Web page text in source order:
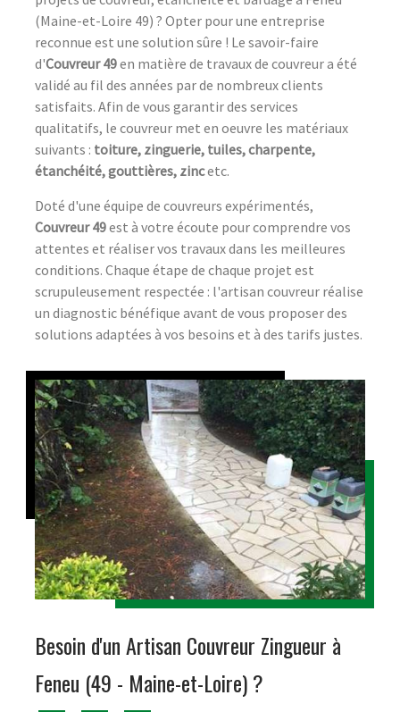
(Maine-et-Loire 49) ? Opter pour une entreprise
reconnue est une solution sûre ! Le savoir-faire
d'Couvreur 49en matière de travaux de couvreur a été
validé au fil des années par de nombreux clients
satisfaits. Afin de vous garantir des services
qualitatifs, le couvreur met en oeuvre les matériaux
suivants : toiture, zinguerie, tuiles, charpente,
étanchéité, gouttières, zincetc.
Doté d'une équipe de couvreurs expérimentés,
Couvreur 49est à votre écoute pour comprendre vos
attentes et réaliser vos travaux dans les meilleures
conditions. Chaque étape de chaque projet est
scrupuleusement respectée : l'artisan couvreur réalise
un diagnostic bénéfique avant de vous proposer des
solutions adaptées à vos besoins et à des tarifs justes.
Besoin d'un Artisan Couvreur Zingueur à
Feneu (49 - Maine-et-Loire) ?